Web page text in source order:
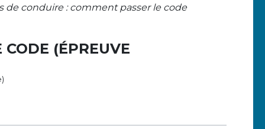
de conduire : comment passer le code
(ÉPREUVE